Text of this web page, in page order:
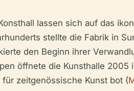
lassen sich auf das
stellte die Fabrik in
den Beginn ihrer
öffnete die Kunsthalle
zeitgenössische Kunst bot (